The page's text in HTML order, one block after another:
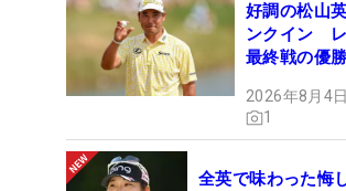
好調の松山
ンクイン
最終戦の優
2026年8月4
1
全英で味わった悔